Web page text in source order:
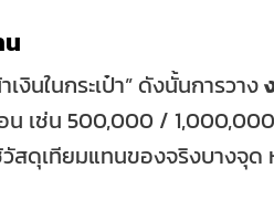
งินในกระเป๋า” ดังนั้นการวาง
เช่น 500,000 /
ดุเทียมแทนของจริงบางจุด